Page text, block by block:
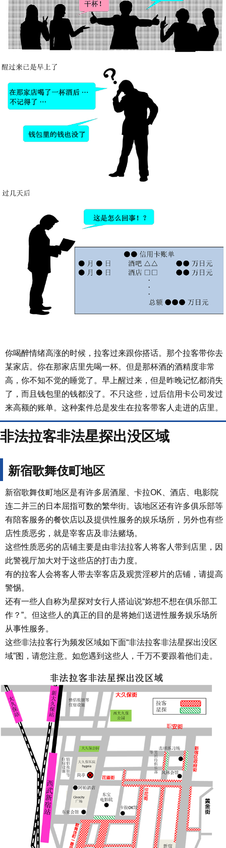
你喝醉情绪高涨的时候，拉客过来跟你搭话。那个拉客带你去
某家店。你在那家店里先喝一杯。但是那杯酒的酒精度非常
高，你不知不觉的睡觉了。早上醒过来，但是昨晚记忆都消失
了，而且钱包里的钱都没了。不只这些，过后信用卡公司发过
来高额的账单。这种案件总是发生在拉客带客人走进的店里。
非法拉客非法星探出没区域
新宿歌舞伎町地区
新宿歌舞伎町地区是有许多居酒屋、卡拉OK、酒店、电影院
连二并三的日本屈指可数的繁华街。该地区还有许多俱乐部等
有陪客服务的餐饮店以及提供性服务的娱乐场所，另外也有些
店性质恶劣，就是宰客店及非法赌场。
这些性质恶劣的店铺主要是由非法拉客人将客人带到店里，因
此警视厅加大对于这些店的打击力度。
有的拉客人会将客人带去宰客店及观赏淫秽片的店铺，请提高
警惕。
还有一些人自称为星探对女行人搭讪说“妳想不想在俱乐部工
作？”。但这些人的真正的目的是将她们送进性服务娱乐场所
从事性服务。
这些非法拉客行为频发区域如下面“非法拉客非法星探出没区
域”图，请您注意。如您遇到这些人，千万不要跟着他们走。